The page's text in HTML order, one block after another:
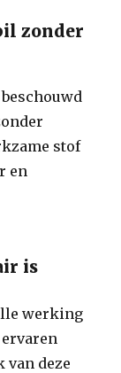
zonder
stof
en
is
werking
van deze